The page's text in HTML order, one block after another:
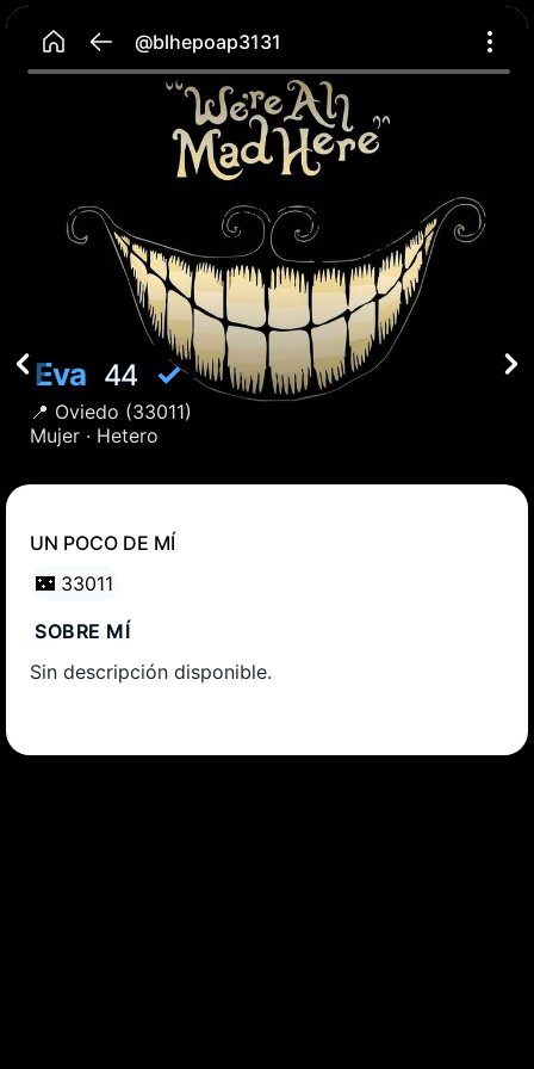
@blhepoap3131
Eva 44 ✓
📍 Oviedo (33011)
Mujer · Hetero
UN POCO DE MÍ
🌃 33011
SOBRE MÍ
Sin descripción disponible.